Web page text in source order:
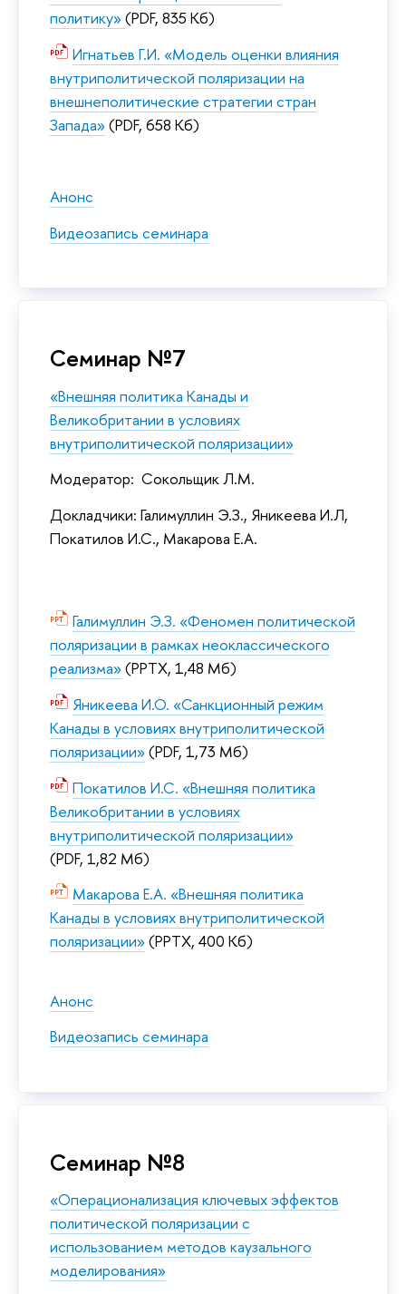
политику»(PDF, 835 Кб)
Игнатьев Г.И. «Модель оценки влияния
внутриполитической поляризации на
внешнеполитические стратегии стран
Запада»(PDF, 658 Кб)
Анонс
Видеозапись семинара
Семинар №7
«Внешняя политика Канады и
Великобритании в условиях
внутриполитической поляризации»
Модератор: Сокольщик Л.М.
Докладчики: Галимуллин Э.З., Яникеева И.Л,
Покатилов И.С., Макарова Е.А.
Галимуллин Э.З. «Феномен политической
поляризации в рамках неоклассического
реализма»(PPTX, 1,48 Мб)
Яникеева И.О. «Санкционный режим
Канады в условиях внутриполитической
поляризации»(PDF, 1,73 Мб)
Покатилов И.С. «Внешняя политика
Великобритании в условиях
внутриполитической поляризации»
(PDF, 1,82 Мб)
Макарова Е.А. «Внешняя политика
Канады в условиях внутриполитической
поляризации»(PPTX, 400 Кб)
Анонс
Видеозапись семинара
Семинар №8
«Операционализация ключевых эффектов
политической поляризации с
использованием методов каузального
моделирования»